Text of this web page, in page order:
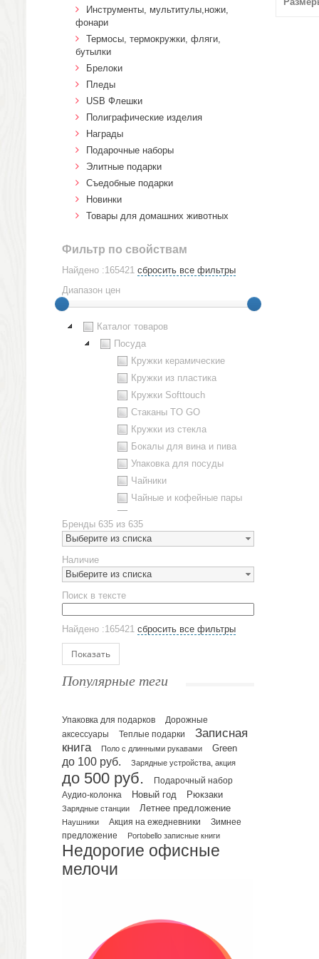
Инструменты, мультитулы,ножи,
фонари
Термосы, термокружки, фляги,
бутылки
Брелоки
Пледы
USB Флешки
Полиграфические изделия
Награды
Подарочные наборы
Элитные подарки
Cъедобные подарки
Новинки
Товары для домашних животных
Фильтр по свойствам
Найдено :165421 сбросить все фильтры
Диапазон цен
Каталог товаров
Посуда
Кружки керамические
Кружки из пластика
Кружки Softtouch
Стаканы TO GO
Кружки из стекла
Бокалы для вина и пива
Упаковка для посуды
Чайники
Чайные и кофейные пары
Наборы посуды
Предметы сервировки
Стаканы
Эко кружки
ЕВРОПОСУДА
Аксессуары
Ежедневники и блокноты
Датированные ежедневники
Планинги и телефонные книжки
Планинги датированные
Планинги недатированные
Еженедельники
Органайзер на ежедневник
Сумки и Рюкзаки
Сумки для планшетов и ноутбуков
Рюкзаки
Несессеры и косметички
Сумки спортивные
Бренды 635 из 635
Выберите из списка
Наличие
Выберите из списка
Поиск в тексте
Найдено :165421 сбросить все фильтры
Показать
Популярные теги
Упаковка для подарков
Дорожные
аксессуары
Теплые подарки
Записная
книга
Поло с длинными рукавами Green
до 100 руб. Зарядные устройства, акция
до 500 руб. Подарочный набор
Аудио-колонка Новый год Рюкзаки
Зарядные станции Летнее предложение
Наушники Акция на ежедневники
Зимнее
предложение
Portobello записные книги
Недорогие офисные
мелочи